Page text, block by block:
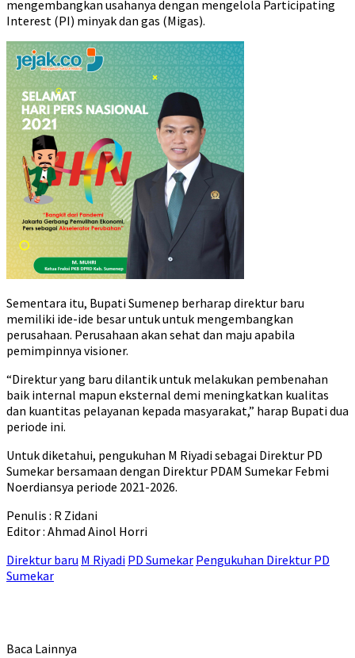
mengembangkan usahanya dengan mengelola Participating
Interest (PI) minyak dan gas (Migas).
Sementara itu, Bupati Sumenep berharap direktur baru
memiliki ide-ide besar untuk untuk mengembangkan
perusahaan. Perusahaan akan sehat dan maju apabila
pemimpinnya visioner.
“Direktur yang baru dilantik untuk melakukan pembenahan
baik internal mapun eksternal demi meningkatkan kualitas
dan kuantitas pelayanan kepada masyarakat,” harap Bupati dua
periode ini.
Untuk diketahui, pengukuhan M Riyadi sebagai Direktur PD
Sumekar bersamaan dengan Direktur PDAM Sumekar Febmi
Noerdiansya periode 2021-2026.
Penulis : R Zidani
Editor : Ahmad Ainol Horri
Direktur baru M Riyadi PD Sumekar Pengukuhan Direktur PD
Sumekar
Baca Lainnya